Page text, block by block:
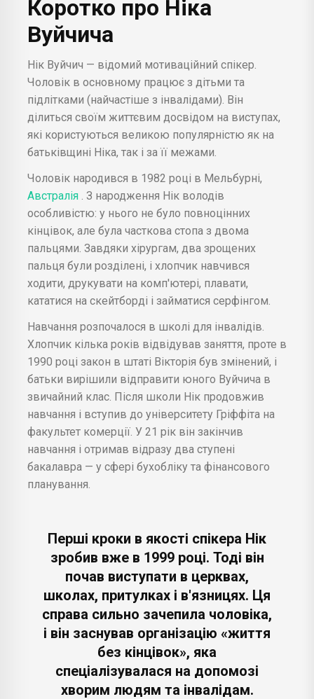
Коротко про Ніка
Вуйчича
Нік Вуйчич — відомий мотиваційний спікер.
Чоловік в основному працює з дітьми та
підлітками (найчастіше з інвалідами). Він
ділиться своїм життєвим досвідом на виступах,
які користуються великою популярністю як на
батьківщині Ніка, так і за її межами.
Чоловік народився в 1982 році в Мельбурні,
Австралія . З народження Нік володів
особливістю: у нього не було повноцінних
кінцівок, але була часткова стопа з двома
пальцями. Завдяки хірургам, два зрощених
пальця були розділені, і хлопчик навчився
ходити, друкувати на комп'ютері, плавати,
кататися на скейтборді і займатися серфінгом.
Навчання розпочалося в школі для інвалідів.
Хлопчик кілька років відвідував заняття, проте в
1990 році закон в штаті Вікторія був змінений, і
батьки вирішили відправити юного Вуйчича в
звичайний клас. Після школи Нік продовжив
навчання і вступив до університету Гріффіта на
факультет комерції. У 21 рік він закінчив
навчання і отримав відразу два ступені
бакалавра — у сфері бухобліку та фінансового
планування.
Перші кроки в якості спікера Нік
зробив вже в 1999 році. Тоді він
почав виступати в церквах,
школах, притулках і в'язницях. Ця
справа сильно зачепила чоловіка,
і він заснував організацію «життя
без кінцівок», яка
спеціалізувалася на допомозі
хворим людям та інвалідам.